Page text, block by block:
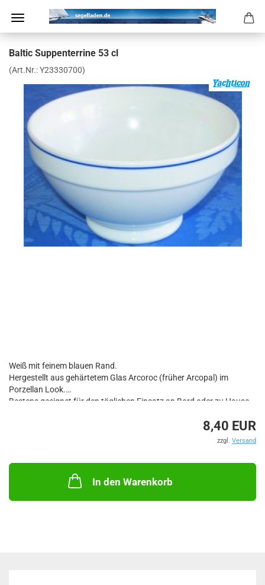
Bal­tic Sup­pen­ter­ri­ne 53 cl
(Art.Nr.:Y23330700)
Weiß mit feinem blauen Rand.
Hergestellt aus gehärtetem Glas Arcoroc (früher Arcopal) im
Porzellan Look.
Bestens geeignet für den täglichen Einsatz an Bord oder zu Hause.
Spülmaschinenfest, schnittfest, mikrowellengeeignet und gut
8,40 EUR
zzgl. Versand
In den Warenkorb